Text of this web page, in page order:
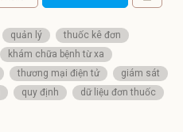
quản lý
thuốc kê đơn
khám chữa bệnh từ xa
thương mại điện tử
giám sát
quy định
dữ liệu đơn thuốc